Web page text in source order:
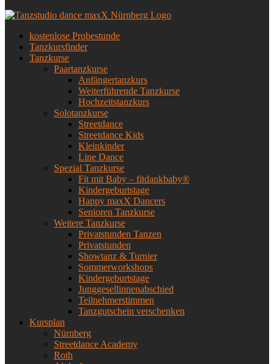
kostenlose Probestunde
Tanzkursfinder
Tanzkurse
Paartanzkurse
Anfängertanzkurs
Weiterführende Tanzkurse
Hochzeitstanzkurs
Solotanzkurse
Streetdance
Streetdance Kids
Kleinkinder
Line Dance
Spezial Tanzkurse
Fit mit Baby – fitdankbaby®
Kindergeburtstage
Happy maxX Dancers
Senioren Tanzkurse
Weitere Tanzkurse
Privatstunden Tanzen
Privatstunden
Showtanz & Turnier
Sommerworkshops
Kindergeburtstage
Junggesellinnenabschied
Teilnehmerstimmen
Tanzgutschein verschenken
Kursplan
Nürnberg
Streetdance Academy
Roth